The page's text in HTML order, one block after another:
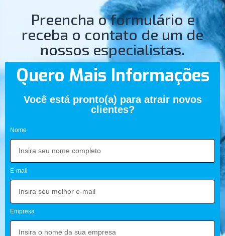
Preencha o formulário e
receba o contato de um de
nossos especialistas.
Quero Mais Informações
Você está pronto(a) para atrair novos
clientes?​
Nome
E-mail
Empresa